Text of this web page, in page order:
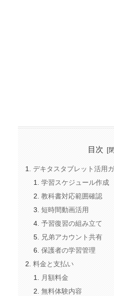
目次
デキタスタブレット活用
学習スケジュール作成
教科書対応範囲確認
短時間動画活用
予習復習の組み立て
兄弟アカウント共有
保護者の学習管理
料金と支払い
月額料金
無料体験内容